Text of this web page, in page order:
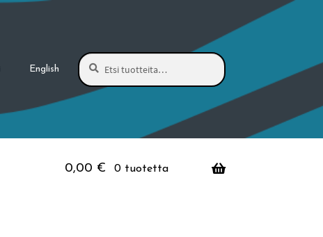
English
Etsi:
Haku
0,00 € 0 tuotetta